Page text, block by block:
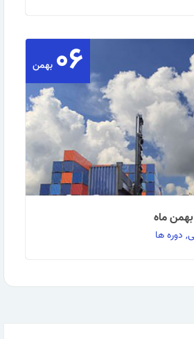
بازرگانی گزارش می دهد: اینکو
۰۶ بهمن
ماه
دوره ها